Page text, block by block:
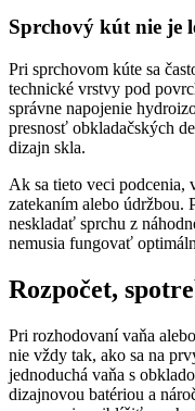
Sprchový kút nie je
Pri sprchovom kúte sa
technické vrstvy pod
správne napojenie
presnosť obkladačských
dizajn skla.
Ak sa tieto veci podcenia,
zatekaním alebo údržbou.
neskladať sprchu z
nemusia fungovať
Rozpočet,
Pri rozhodovaní vaňa
nie vždy tak, ako sa na
jednoduchá vaňa s
dizajnovou batériou a